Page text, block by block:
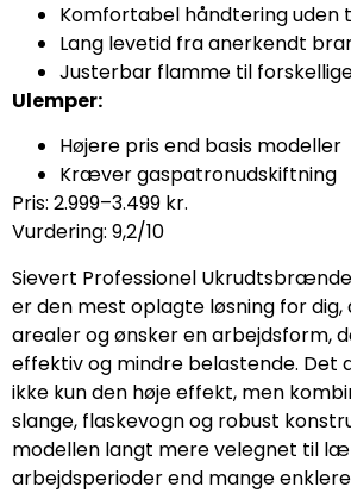
Komfortabel håndtering uden
Lang levetid fra anerkendt
Justerbar flamme til
Ulemper:
Højere pris end basis modeller
Kræver gaspatronudskiftning
Pris: 2.999–3.499 kr.
Vurdering: 9,2/10
Sievert Professionel
er den mest oplagte løsning for
arealer og ønsker en arbejdsform,
effektiv og mindre belastende. Det
ikke kun den høje effekt, men
slange, flaskevogn og robust
modellen langt mere velegnet til
arbejdsperioder end mange